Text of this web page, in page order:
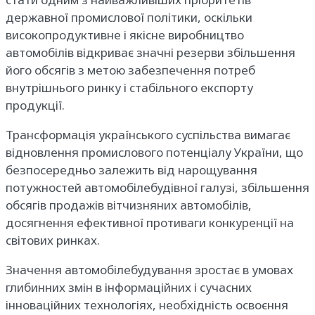
державної промислової політики, оскільки
високопродуктивне і якісне виробництво
автомобілів відкриває значні резерви збільшення
його обсягів з метою забезпечення потреб
внутрішнього ринку і стабільного експорту
продукції.
Трансформація українського суспільства вимагає
відновлення промислового потенціалу України, що
безпосередньо залежить від нарощування
потужностей автомобілебудівної галузі, збільшення
обсягів продажів вітчизняних автомобілів,
досягнення ефективної противаги конкуренції на
світових ринках.
Значення автомобілебудування зростає в умовах
глибинних змін в інформаційних і сучасних
інноваційних технологіях, необхідність освоєння